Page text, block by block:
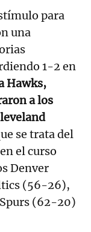
para
una
1-2 en
Hawks,
a los
se trata del
el curso
Denver
(56-26),
(62-20)